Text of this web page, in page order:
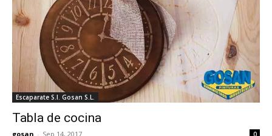
Escaparate S.I. Gosan S.L.
Tabla de cocina
gosan - Sep 14, 2017 0